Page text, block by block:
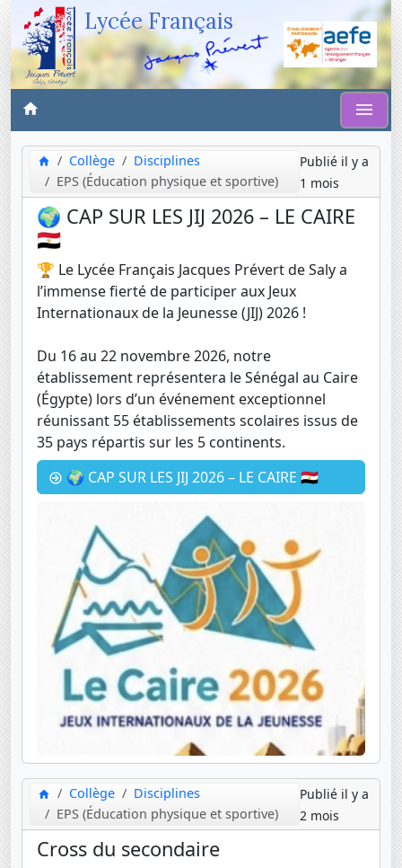
Lycée Français
Collège
Disciplines
EPS (Éducation physique et sportive)
Publié il y a
1 mois
🌍 CAP SUR LES JIJ 2026 – LE CAIRE
🇪🇬
🏆 Le Lycée Français Jacques Prévert de Saly a
l’immense fierté de participer aux Jeux
Internationaux de la Jeunesse (JIJ) 2026 !
Du 16 au 22 novembre 2026, notre
établissement représentera le Sénégal au Caire
(Égypte) lors d’un événement exceptionnel
réunissant 55 établissements scolaires issus de
35 pays répartis sur les 5 continents.
🌍 CAP SUR LES JIJ 2026 – LE CAIRE 🇪🇬
Collège
Disciplines
EPS (Éducation physique et sportive)
Publié il y a
2 mois
Cross du secondaire